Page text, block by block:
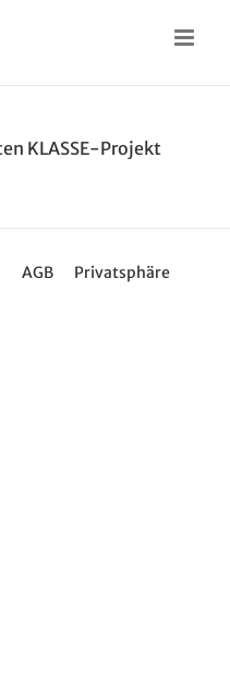
KLASSE-Projekt
AGB Privatsphäre